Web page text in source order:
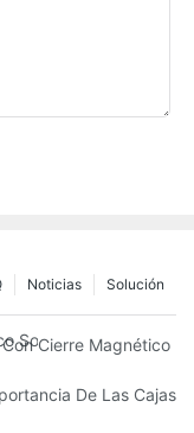
Solución
Noticias
Son La Mejor Opción
Cierre Magnético
Para Productos De
De Las Cajas